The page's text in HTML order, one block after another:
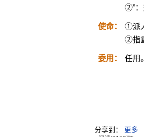
②”：
使命：
①派
②指
委用： 任用。
分享到： 更多